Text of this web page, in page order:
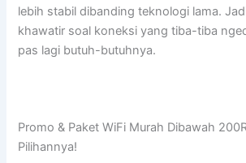
lebih stabil dibanding teknologi lama.
khawatir soal koneksi yang tiba-tiba
pas lagi butuh-butuhnya.
Promo & Paket WiFi Murah Dibawah
Pilihannya!